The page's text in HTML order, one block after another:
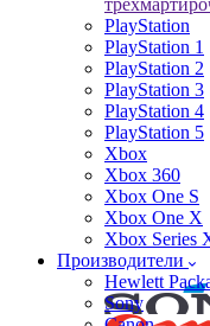
PlayStation
PlayStation 1
PlayStation 2
PlayStation 3
PlayStation 4
PlayStation 5
Xbox
Xbox 360
Xbox One S
Xbox One X
Xbox Series
Производители
Hewlett
Sony